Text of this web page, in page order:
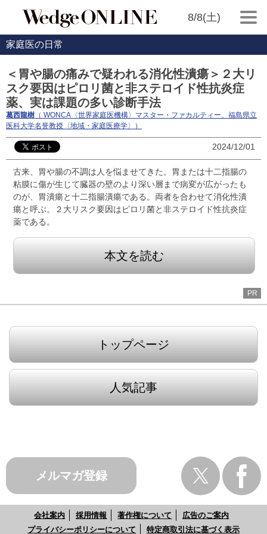
8/8(土)
家庭医の日常
＜胃や腸の痛みで疑われる消化性潰瘍＞２大リ
スク要因はピロリ菌と非ステロイド性抗炎症
薬、実は課題の多い診断手法
葛西龍樹 （ WONCA〈世界家庭医機構〉マスター・ファカルティー、福島県立
医科大学名誉教授〈地域・家庭医療学〉）
2024/12/01
古来、胃や腸の不調は人を悩ませてきた。胃または十二指腸の
粘膜に傷が生じて臓器の壁のより深い層まで病変が広がったも
のが、胃潰瘍と十二指腸潰瘍である。両者を合わせて消化性潰
瘍と呼ぶ。２大リスク要因はピロリ菌と非ステロイド性抗炎症
薬である。
本文を読む
PR
トップページ
人気記事
メルマガ登録
会社案内 採用情報 著作権について
広告のご案内
プライバシーポリシーについて
特定商取引法に基づく表示